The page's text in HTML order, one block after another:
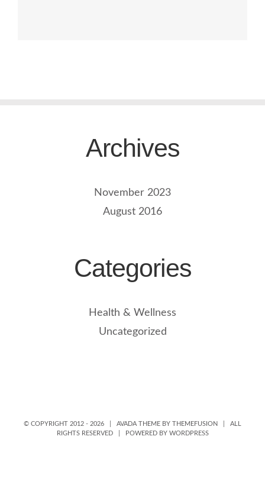
Archives
November 2023
August 2016
Categories
Health & Wellness
Uncategorized
© COPYRIGHT 2012 - 2026 | AVADA THEME BY THEMEFUSION | ALL
RIGHTS RESERVED | POWERED BY WORDPRESS